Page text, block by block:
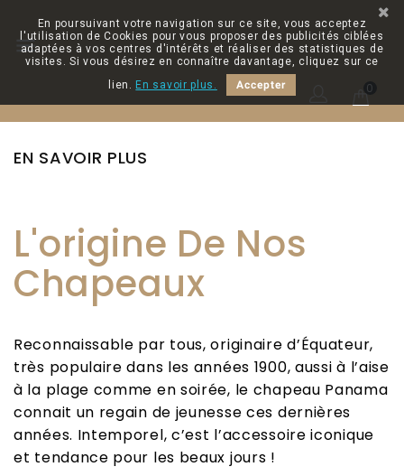

0
EN SAVOIR PLUS
L'origine De Nos
Chapeaux
Reconnaissable par tous, originaire d’Équateur,
très populaire dans les années 1900, aussi à l’aise
à la plage comme en soirée, le chapeau Panama
connait un regain de jeunesse ces dernières
années. Intemporel, c’est l’accessoire iconique
et tendance pour les beaux jours !
En poursuivant votre navigation sur ce site, vous acceptez
l'utilisation de Cookies pour vous proposer des publicités ciblées
adaptées à vos centres d'intérêts et réaliser des statistiques de
visites. Si vous désirez en connaître davantage, cliquez sur ce
lien. En savoir plus. Accepter